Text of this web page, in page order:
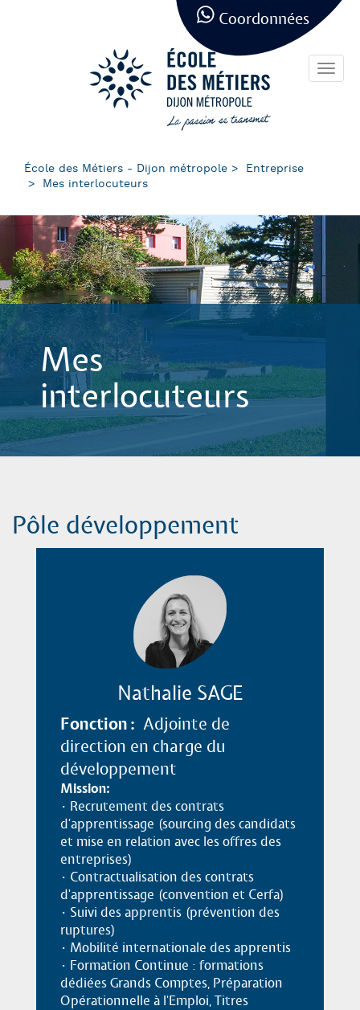
Panneau de gestion des cookies
Coordonnées
École des Métiers - Dijon métropole
Entreprise
Mes interlocuteurs
Mes
interlocuteurs
Pôle développement
Nathalie SAGE
Fonction
Adjointe de
direction en charge du
développement
Mission
• Recrutement des contrats
d'apprentissage (sourcing des candidats
et mise en relation avec les offres des
entreprises)
• Contractualisation des contrats
d'apprentissage (convention et Cerfa)
• Suivi des apprentis (prévention des
ruptures)
• Mobilité internationale des apprentis
• Formation Continue : formations
dédiées Grands Comptes, Préparation
Opérationnelle à l'Emploi, Titres
06 07 64 81 02